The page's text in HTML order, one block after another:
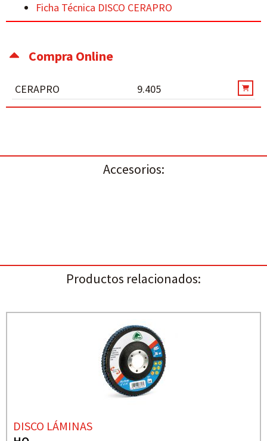
Ficha Técnica DISCO CERAPRO
Compra Online
CERAPRO 9.405
Accesorios:
Productos relacionados:
DISCO LÁMINAS